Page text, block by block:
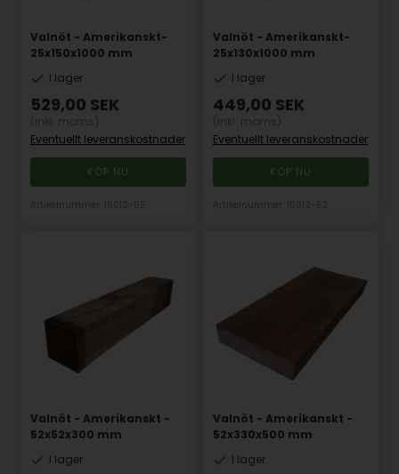
Valnöt - Amerikanskt-
25x150x1000 mm
I lager
529,00 SEK
Eventuellt leveranskostnader
Valnöt - Amerikanskt-
25x130x1000 mm
I lager
449,00 SEK
Eventuellt leveranskostnader
Valnöt - Amerikanskt -
52x52x300 mm
I lager
Valnöt - Amerikanskt -
52x330x500 mm
I lager